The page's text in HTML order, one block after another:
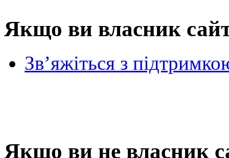
Якщо ви власник
Зв’яжіться з
Якщо ви не власник